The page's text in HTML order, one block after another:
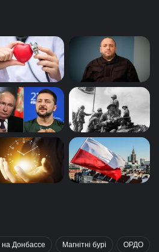
Донбассе Магнітні бурі ОРДО